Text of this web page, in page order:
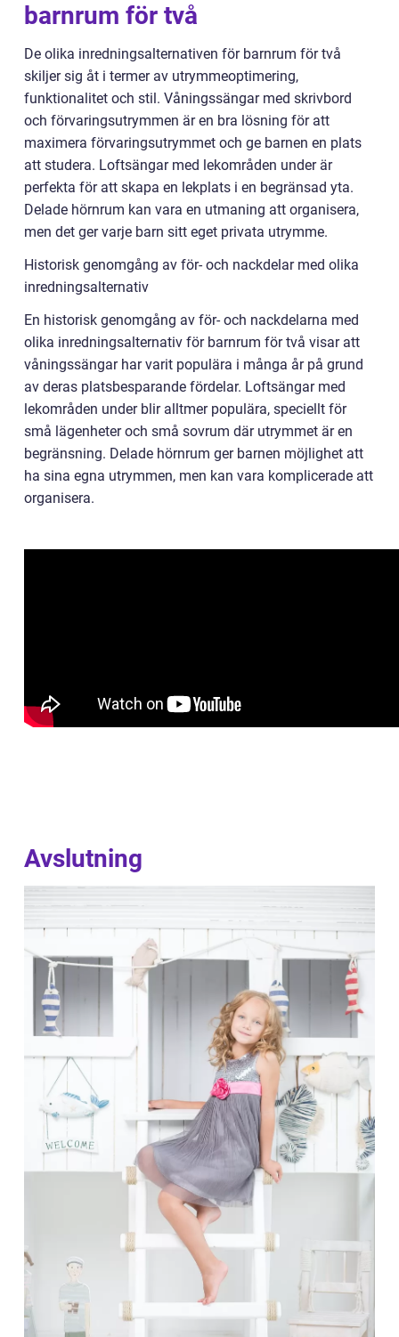
barnrum för två
De olika inredningsalternativen för barnrum för två
skiljer sig åt i termer av utrymmeoptimering,
funktionalitet och stil. Våningssängar med skrivbord
och förvaringsutrymmen är en bra lösning för att
maximera förvaringsutrymmet och ge barnen en plats
att studera. Loftsängar med lekområden under är
perfekta för att skapa en lekplats i en begränsad yta.
Delade hörnrum kan vara en utmaning att organisera,
men det ger varje barn sitt eget privata utrymme.
Historisk genomgång av för- och nackdelar med olika
inredningsalternativ
En historisk genomgång av för- och nackdelarna med
olika inredningsalternativ för barnrum för två visar att
våningssängar har varit populära i många år på grund
av deras platsbesparande fördelar. Loftsängar med
lekområden under blir alltmer populära, speciellt för
små lägenheter och små sovrum där utrymmet är en
begränsning. Delade hörnrum ger barnen möjlighet att
ha sina egna utrymmen, men kan vara komplicerade att
organisera.
Avslutning